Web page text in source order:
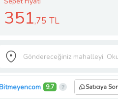
351,75 TL
9,7 Satıcıya Sor